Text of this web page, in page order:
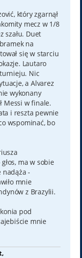
który zgarnął
mecz w 1/8
szału. Duet
na
się w starciu
Lautaro
turnieju. Nic
a Alvarez
wykonany
Messi w finale.
i reszta pewnie
wspominać, bo
ma w sobie
nadąża -
mnie
z Brazylii.
pod
mnie